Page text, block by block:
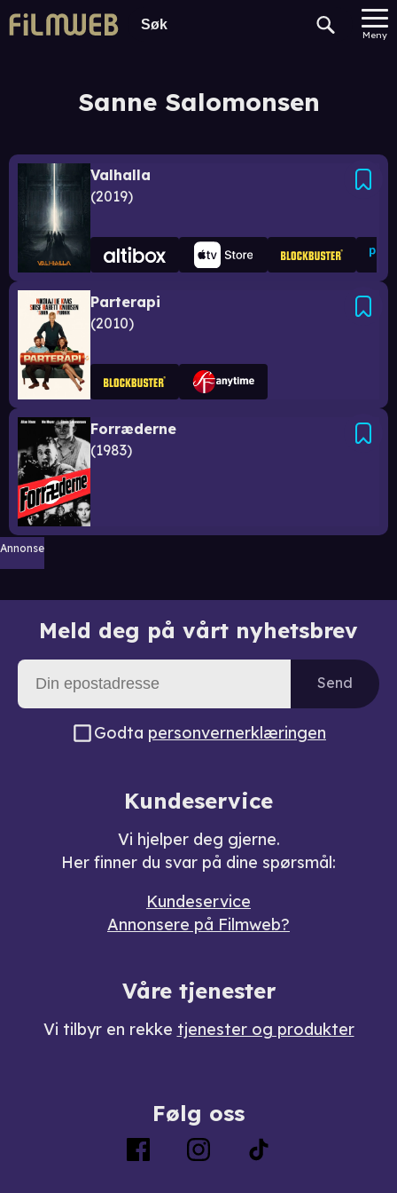
Meny
Sanne Salomonsen
Valhalla
2019
Parterapi
2010
Forræderne
1983
Annonse
Meld deg på vårt nyhetsbrev
Send
Godta personvernerklæringen
Kundeservice
Vi hjelper deg gjerne.
Her finner du svar på dine spørsmål:
Kundeservice
Annonsere på Filmweb?
Våre tjenester
Vi tilbyr en rekke tjenester og produkter
Følg oss